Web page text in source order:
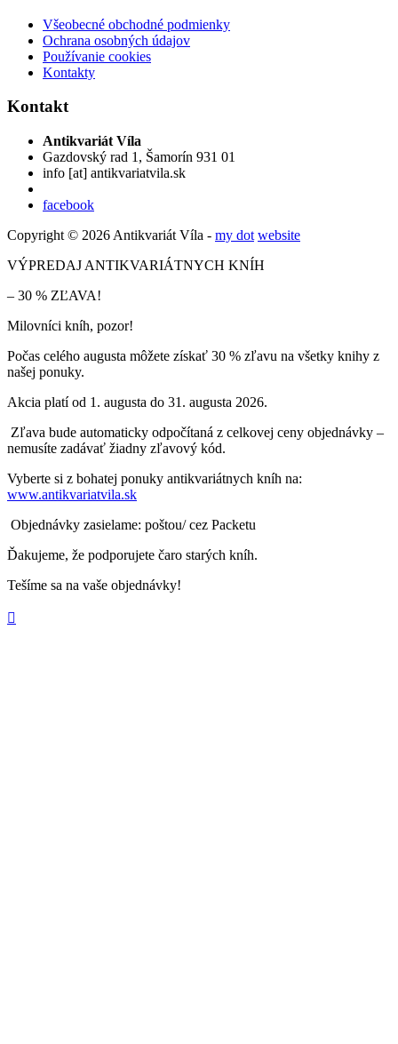
Všeobecné obchodné podmienky
Ochrana osobných údajov
Používanie cookies
Kontakty
Kontakt
Antikvariát Víla
Gazdovský rad 1, Šamorín 931 01
info [at] antikvariatvila.sk
facebook
Copyright © 2026 Antikvariát Víla - my dot website
VÝPREDAJ ANTIKVARIÁTNYCH KNÍH
– 30 % ZĽAVA!
Milovníci kníh, pozor!
Počas celého augusta môžete získať 30 % zľavu na všetky knihy z
našej ponuky.
Akcia platí od 1. augusta do 31. augusta 2026.
Zľava bude automaticky odpočítaná z celkovej ceny objednávky –
nemusíte zadávať žiadny zľavový kód.
Vyberte si z bohatej ponuky antikvariátnych kníh na:
www.antikvariatvila.sk
Objednávky zasielame: poštou/ cez Packetu
Ďakujeme, že podporujete čaro starých kníh.
Tešíme sa na vaše objednávky!
